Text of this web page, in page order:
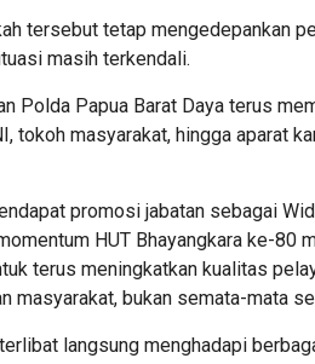
tersebut tetap mengedepankan
masih terkendali.
Polda Papua Barat Daya terus
tokoh masyarakat, hingga aparat
promosi jabatan sebagai
HUT Bhayangkara ke-80
terus meningkatkan kualitas
masyarakat, bukan semata-mata
langsung menghadapi